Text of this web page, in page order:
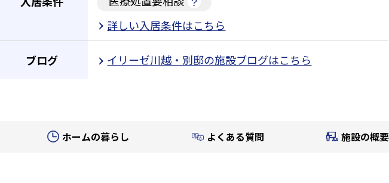
詳しい入居条件はこちら
ブログ イリーゼ川越・別邸の施設ブログはこちら
ホームの暮らし よくある質問 施設の概要